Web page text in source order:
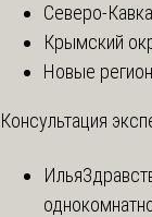
Северо-
Крымский
Новые
Консультация
Илья